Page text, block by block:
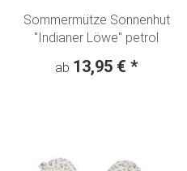
Sommermütze Sonnenhut
"Indianer Löwe" petrol
ab 13,95 € *